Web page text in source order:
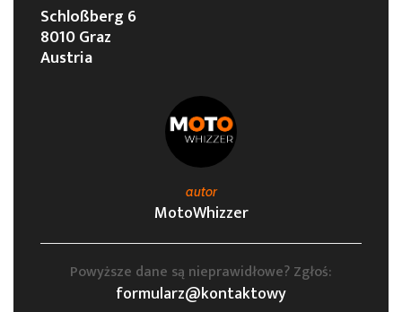
Schloßberg 6
8010 Graz
Austria
autor
MotoWhizzer
Powyższe dane są nieprawidłowe? Zgłoś:
formularz@kontaktowy